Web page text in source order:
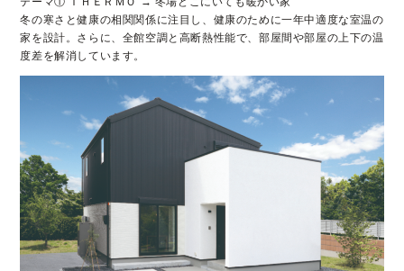
冬の寒さと健康の相関関係に注目し、健康のために一年中適度な室温の
家を設計。さらに、全館空調と高断熱性能で、部屋間や部屋の上下の温
度差を解消しています。